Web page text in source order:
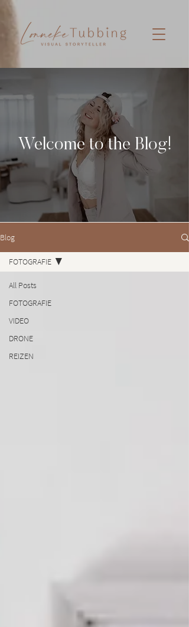
Welcome to the Blog!
Blog
All Posts
FOTOGRAFIE
VIDEO
DRONE
REIZEN
FOTOGRAFIE